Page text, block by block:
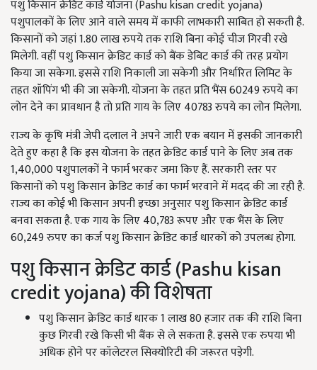
पशु किसान क्रेडिट कार्ड योजना (Pashu kisan credit yojana)
पशुपालकों के लिए आने वाले समय में काफी लाभकारी साबित हो सकती है.
किसानों को जहां 1.80 लाख रुपये तक राशि बिना कोई चीज गिरवी रखे
मिलेगी. वहीं पशु किसान क्रेडिट कार्ड को बैंक डेबिट कार्ड की तरह प्रयोग
किया जा सकेगा. इससे राशि निकाली जा सकेगी और निर्धारित लिमिट के
तहत शॉपिंग भी की जा सकेगी. योजना के तहत प्रति भैंस 60249 रुपये का
लोन देने का प्रावधान है तो प्रति गाय के लिए 40783 रुपये का लोन मिलेगा.
राज्य के कृषि मंत्री जेपी दलाल ने अपने जारी एक बयान में इसकी जानकारी
देते हुए कहा है कि इस योजना के तहत क्रेडिट कार्ड पाने के लिए अब तक
1,40,000 पशुपालकों ने फार्म भरकर जमा किए हैं. सरकारी स्तर पर
किसानों को पशु किसान क्रेडिट कार्ड का फार्म भरवाने में मदद की जा रही है.
राज्य का कोई भी किसान अपनी इच्छा अनुसार पशु किसान क्रेडिट कार्ड
बनवा सकता है. एक गाय के लिए 40,783 रूपए और एक भैंस के लिए
60,249 रुपए का कर्ज पशु किसान क्रेडिट कार्ड धारकों को उपलब्ध होगा.
पशु किसान क्रेडिट कार्ड (Pashu kisan
credit yojana) की विशेषता
पशु किसान क्रेडिट कार्ड धारक 1 लाख 80 हजार तक की राशि बिना
कुछ गिरवी रखे किसी भी बैंक से ले सकता है. इससे एक रुपया भी
अधिक होने पर कॉलेटरल सिक्योरिटी की जरूरत पड़ेगी.